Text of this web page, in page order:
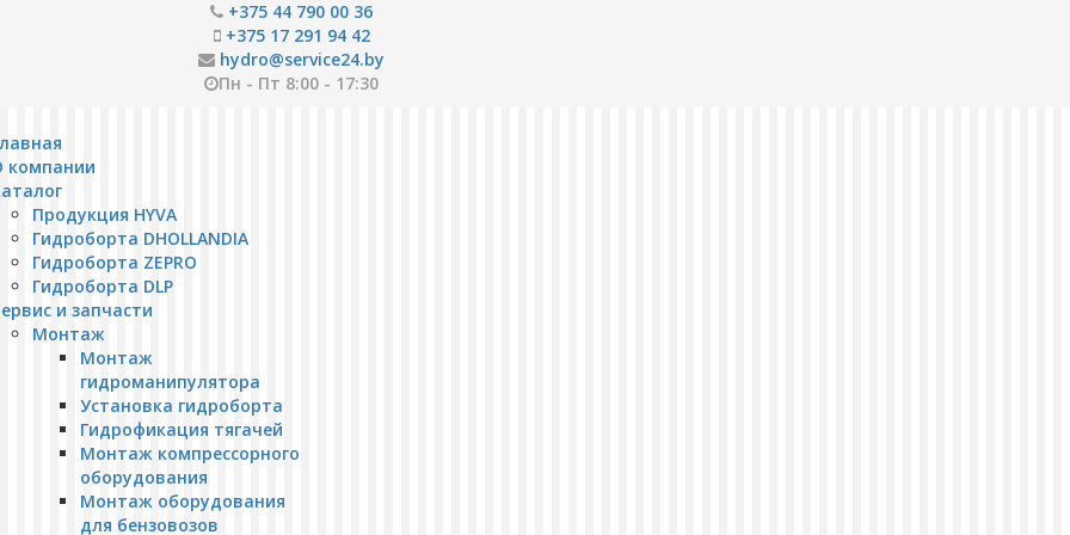
+375 44 790 00 36
+375 17 291 94 42
hydro@service24.by
Пн - Пт 8:00 - 17:30
компании
Продукция HYVA
Гидроборта DHOLLANDIA
Гидроборта ZEPRO
Гидроборта DLP
и запчасти
Монтаж
Монтаж
гидроманипулятора
Установка гидроборта
Гидрофикация тягачей
Монтаж компрессорного
оборудования
Монтаж оборудования
для бензовозов